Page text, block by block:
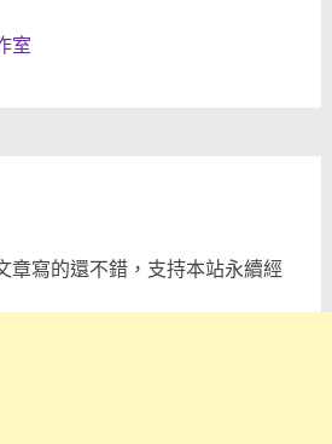
室
章寫的還不錯，支持本站永續經